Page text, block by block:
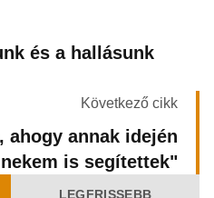
és a hallásunk
Következő cikk
ahogy annak idején
nekem is segítettek"
LEGFRISSEBB